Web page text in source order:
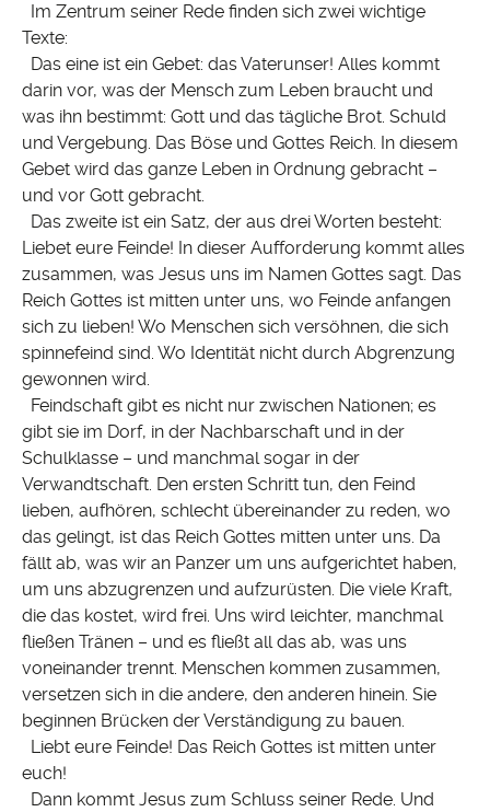
Im Zentrum seiner Rede finden sich zwei wichtige
Texte:
Das eine ist ein Gebet: das Vaterunser! Alles kommt
darin vor, was der Mensch zum Leben braucht und
was ihn bestimmt: Gott und das tägliche Brot. Schuld
und Vergebung. Das Böse und Gottes Reich. In diesem
Gebet wird das ganze Leben in Ordnung gebracht –
und vor Gott gebracht.
Das zweite ist ein Satz, der aus drei Worten besteht:
Liebet eure Feinde! In dieser Aufforderung kommt alles
zusammen, was Jesus uns im Namen Gottes sagt. Das
Reich Gottes ist mitten unter uns, wo Feinde anfangen
sich zu lieben! Wo Menschen sich versöhnen, die sich
spinnefeind sind. Wo Identität nicht durch Abgrenzung
gewonnen wird.
Feindschaft gibt es nicht nur zwischen Nationen; es
gibt sie im Dorf, in der Nachbarschaft und in der
Schulklasse – und manchmal sogar in der
Verwandtschaft. Den ersten Schritt tun, den Feind
lieben, aufhören, schlecht übereinander zu reden, wo
das gelingt, ist das Reich Gottes mitten unter uns. Da
fällt ab, was wir an Panzer um uns aufgerichtet haben,
um uns abzugrenzen und aufzurüsten. Die viele Kraft,
die das kostet, wird frei. Uns wird leichter, manchmal
fließen Tränen – und es fließt all das ab, was uns
voneinander trennt. Menschen kommen zusammen,
versetzen sich in die andere, den anderen hinein. Sie
beginnen Brücken der Verständigung zu bauen.
Liebt eure Feinde! Das Reich Gottes ist mitten unter
euch!
Dann kommt Jesus zum Schluss seiner Rede. Und